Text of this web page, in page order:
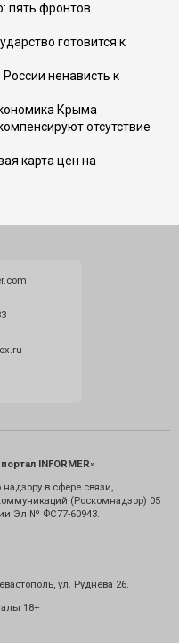
пять фронтов
готовится к
России ненависть к
Крыма
отсутствие
карта цен на
INFORMER»
в сфере связи,
(Роскомнадзор) 05
Эл № ФС77-60943.
ул. Руднева 26.
18+